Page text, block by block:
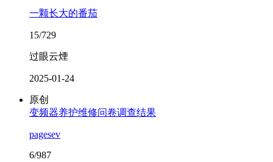
一颗长大的番茄
15/729
过眼云煙
2025-01-24
原创
变频器养护维修问卷调查结果
pagesev
6/987